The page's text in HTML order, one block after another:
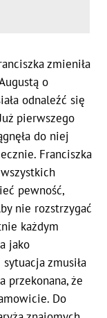
zmieniła
o
odnaleźć się
pierwszego
do niej
Franciszka
pewność,
nie rozstrzygać
każdym
jako
zmusiła
przekonana, że
Do